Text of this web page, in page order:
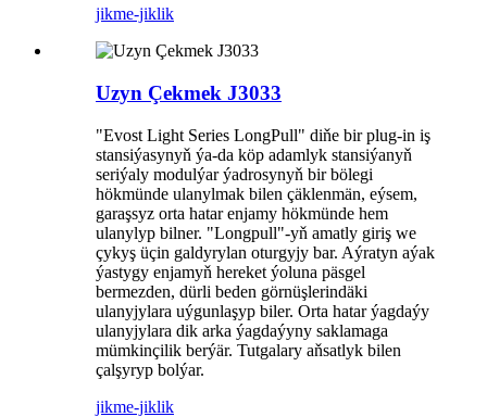
jikme-jiklik
Uzyn Çekmek J3033
"Evost Light Series LongPull" diňe bir plug-in iş
stansiýasynyň ýa-da köp adamlyk stansiýanyň
seriýaly modulýar ýadrosynyň bir bölegi
hökmünde ulanylmak bilen çäklenmän, eýsem,
garaşsyz orta hatar enjamy hökmünde hem
ulanylyp bilner. "Longpull"-yň amatly giriş we
çykyş üçin galdyrylan oturgyjy bar. Aýratyn aýak
ýastygy enjamyň hereket ýoluna päsgel
bermezden, dürli beden görnüşlerindäki
ulanyjylara uýgunlaşyp biler. Orta hatar ýagdaýy
ulanyjylara dik arka ýagdaýyny saklamaga
mümkinçilik berýär. Tutgalary aňsatlyk bilen
çalşyryp bolýar.
jikme-jiklik